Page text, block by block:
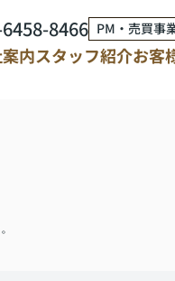
8466 PM・売買事
内スタッフ紹介お客